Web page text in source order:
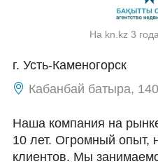
На kn.kz 3
г. Усть-Каменогорск
Кабанбай батыра, 140
Наша компания на
10 лет. Огромный опыт,
клиентов. Мы